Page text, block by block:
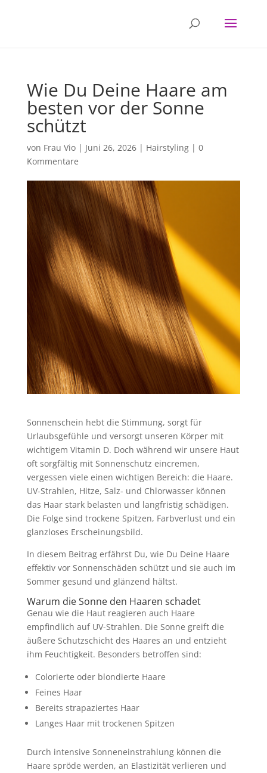
Wie Du Deine Haare am
besten vor der Sonne
schützt
von Frau Vio| Juni 26, 2026| Hairstyling| 0
Kommentare
Sonnenschein hebt die Stimmung, sorgt für
Urlaubsgefühle und versorgt unseren Körper mit
wichtigem Vitamin D. Doch während wir unsere Haut
oft sorgfältig mit Sonnenschutz eincremen,
vergessen viele einen wichtigen Bereich: die Haare.
UV-Strahlen, Hitze, Salz- und Chlorwasser können
das Haar stark belasten und langfristig schädigen.
Die Folge sind trockene Spitzen, Farbverlust und ein
glanzloses Erscheinungsbild.
In diesem Beitrag erfährst Du, wie Du Deine Haare
effektiv vor Sonnenschäden schützt und sie auch im
Sommer gesund und glänzend hältst.
Warum die Sonne den Haaren schadet
Genau wie die Haut reagieren auch Haare
empfindlich auf UV-Strahlen. Die Sonne greift die
äußere Schutzschicht des Haares an und entzieht
ihm Feuchtigkeit. Besonders betroffen sind:
Colorierte oder blondierte Haare
Feines Haar
Bereits strapaziertes Haar
Langes Haar mit trockenen Spitzen
Durch intensive Sonneneinstrahlung können die
Haare spröde werden, an Elastizität verlieren und